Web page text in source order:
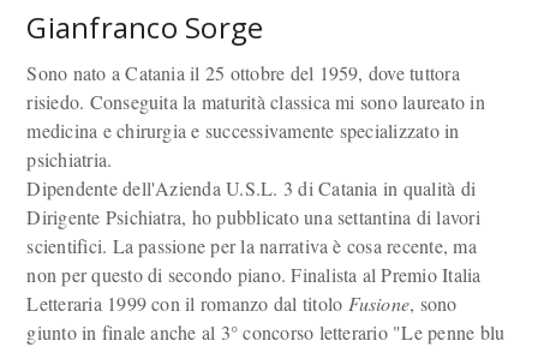
Gianfranco Sorge
Sono nato a Catania il 25 ottobre del 1959, dove tuttora
risiedo. Conseguita la maturità classica mi sono laureato in
medicina e chirurgia e successivamente specializzato in
psichiatria.
Dipendente dell'Azienda U.S.L. 3 di Catania in qualità di
Dirigente Psichiatra, ho pubblicato una settantina di lavori
scientifici. La passione per la narrativa è cosa recente, ma
non per questo di secondo piano. Finalista al Premio Italia
Letteraria 1999 con il romanzo dal titolo Fusione, sono
giunto in finale anche al 3° concorso letterario "Le penne blu